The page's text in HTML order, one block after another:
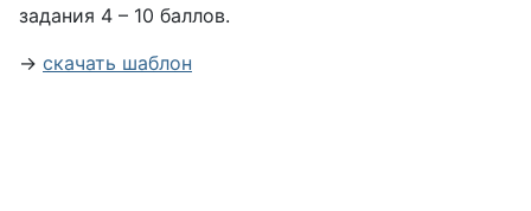
задания 4 – 10 баллов.
→ скачать шаблон